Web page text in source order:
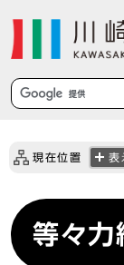
現在位置 表
等々力